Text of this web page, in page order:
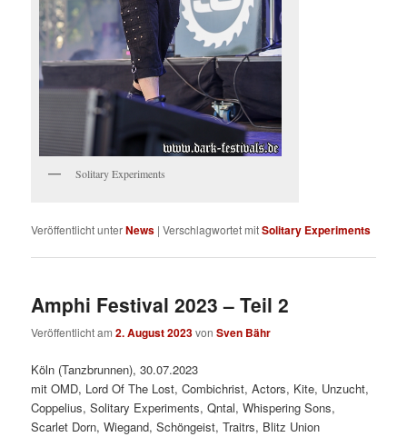
Solitary Experiments
Veröffentlicht unterNews |Verschlagwortet mitSolitary Experiments
Amphi Festival 2023 – Teil 2
Veröffentlicht am2. August 2023vonSven Bähr
Köln (Tanzbrunnen), 30.07.2023
mit OMD, Lord Of The Lost, Combichrist, Actors, Kite, Unzucht,
Coppelius, Solitary Experiments, Qntal, Whispering Sons,
Scarlet Dorn, Wiegand, Schöngeist, Traitrs, Blitz Union